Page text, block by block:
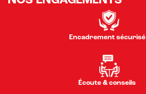
Encadrement sécurisé
Écoute & conseils